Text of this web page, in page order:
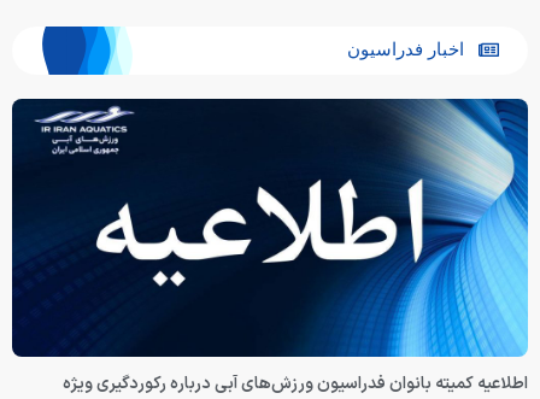
اخبار فدراسیون
اطلاعیه کمیته بانوان فدراسیون ورزش‌های آبی درباره رکوردگیری ویژه